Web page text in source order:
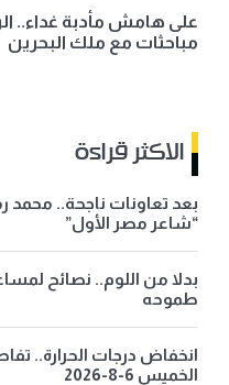
على هامش مأدبة غداء..
مباحثات مع ملك البحرين
الاكثر قراءة
بعد تعاونات ناجحة..
“شاعر مصر الأول”
بدلا من اللوم.. نصائح
طموحه
انخفاض درجات الحرارة..
الخميس 6-8-2026